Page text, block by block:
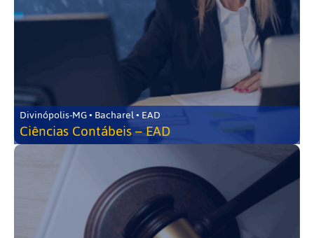
Divinópolis-MG • Bacharel • EAD
Ciências Contábeis – EAD